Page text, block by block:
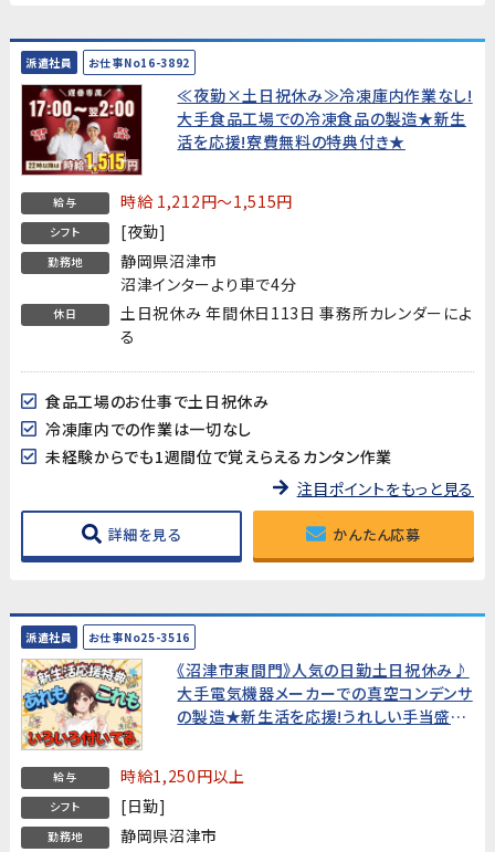
派遣社員 お仕事No16-3892
≪夜勤×土日祝休み≫冷凍庫内作業なし!
大手食品工場での冷凍食品の製造★新生
活を応援!寮費無料の特典付き★
給与 時給 1,212円～1,515円
シフト [夜勤]
勤務地
静岡県沼津市
沼津インターより車で4分
休日
土日祝休み 年間休日113日 事務所カレンダーによ
る
食品工場のお仕事で土日祝休み
冷凍庫内での作業は一切なし
未経験からでも1週間位で覚えらえるカンタン作業
注目ポイントをもっと見る
詳細を見る かんたん応募
派遣社員 お仕事No25-3516
《沼津市東間門》人気の日勤土日祝休み♪
大手電気機器メーカーでの真空コンデンサ
の製造★新生活を応援!うれしい手当盛り
給与 時給1,250円以上
シフト [日勤]
勤務地 静岡県沼津市